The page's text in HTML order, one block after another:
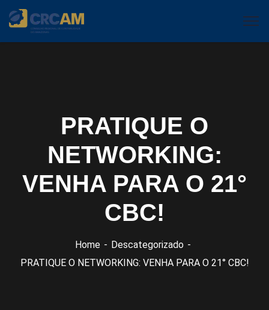
PRATIQUE O
NETWORKING:
VENHA PARA O 21°
CBC!
Home
Descategorizado
PRATIQUE O NETWORKING: VENHA PARA O 21° CBC!